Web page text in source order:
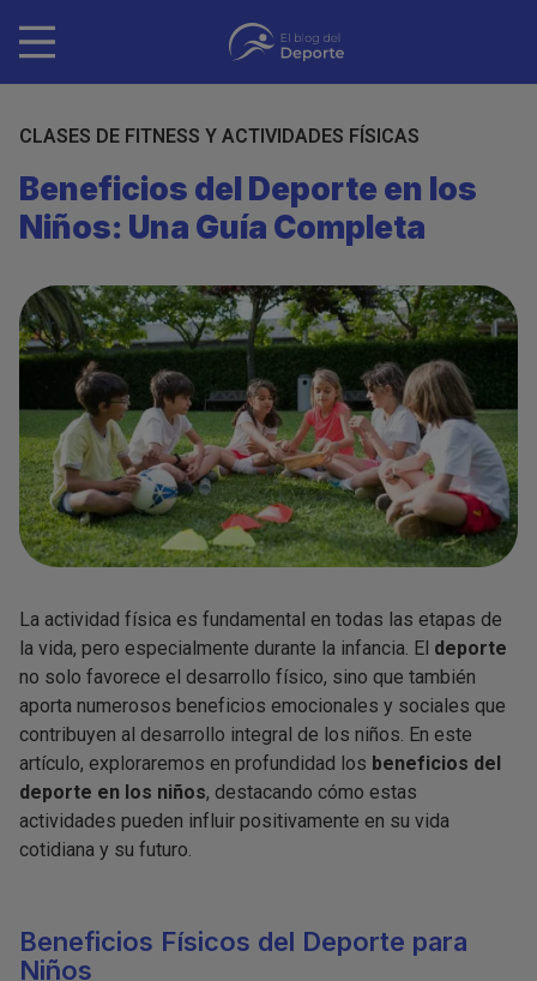
CLASES DE FITNESS Y ACTIVIDADES FÍSICAS
Beneficios del Deporte en los
Niños: Una Guía Completa
La actividad física es fundamental en todas las etapas de
la vida, pero especialmente durante la infancia. El deporte
no solo favorece el desarrollo físico, sino que también
aporta numerosos beneficios emocionales y sociales que
contribuyen al desarrollo integral de los niños. En este
artículo, exploraremos en profundidad los beneficios del
deporte en los niños, destacando cómo estas
actividades pueden influir positivamente en su vida
cotidiana y su futuro.
Beneficios Físicos del Deporte para
Niños